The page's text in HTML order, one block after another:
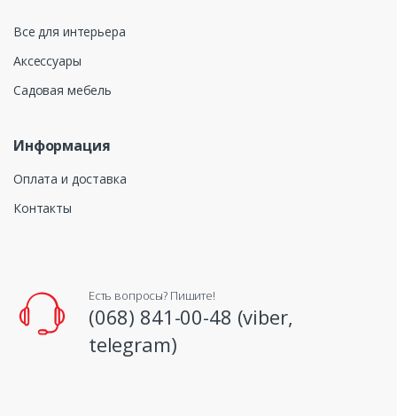
Все для интерьера
Аксессуары
Садовая мебель
Информация
Оплата и доставка
Контакты
Есть вопросы? Пишите!
(068) 841-00-48 (viber,
telegram)